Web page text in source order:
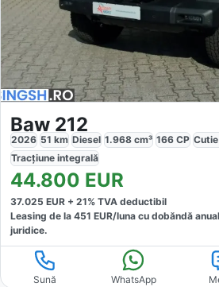
Baw 212
2026 51 km Diesel 1.968 cm³ 166 CP Cutie
Tracțiune integrală
44.800 EUR
37.025 EUR + 21% TVA deductibil
Leasing de la 451 EUR/luna cu dobăndă
juridice.
Sună WhatsApp